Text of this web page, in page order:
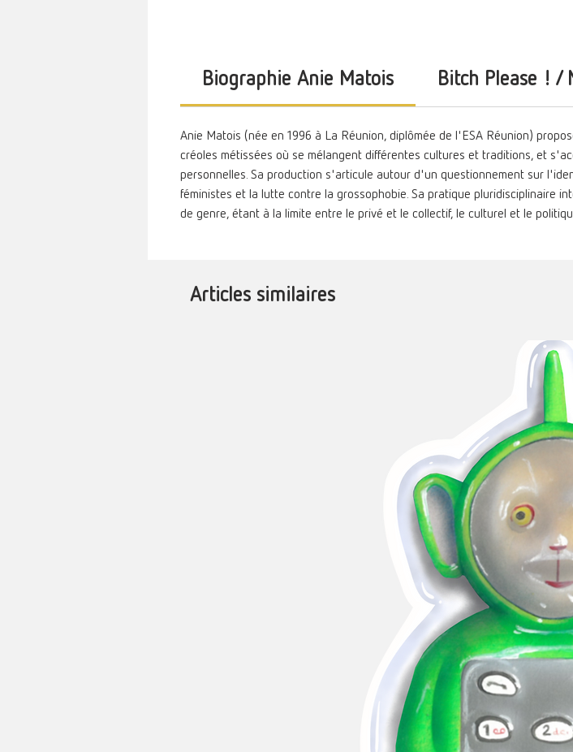
Biographie Anie Matois Bitch Please ! /
Anie Matois (née en 1996 à La Réunion, diplômée de l'ESA Réunion)
créoles métissées où se mélangent différentes cultures et traditions, et
personnelles. Sa production s'articule autour d'un questionnement sur
féministes et la lutte contre la grossophobie. Sa pratique pluridisciplinaire
de genre, étant à la limite entre le privé et le collectif, le culturel et le
Articles similaires